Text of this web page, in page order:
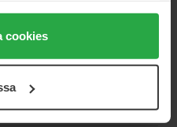
cookies" accepterar du
"Detaljer" kan anpassa
kan när som helst återkalla
cookies